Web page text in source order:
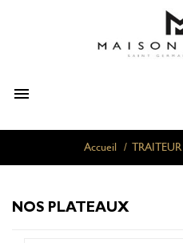

Accueil TRAITEUR
NOS PLATEAUX